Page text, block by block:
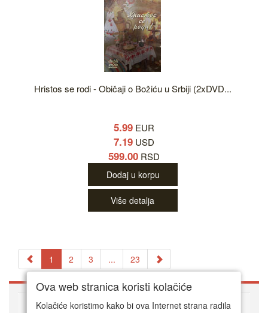
Hristos se rodi - Običaji o Božiću u Srbiji (2xDVD...
5.99 EUR
7.19 USD
599.00 RSD
Dodaj u korpu
Više detalja
1 2 3 ... 23
O DVD Zoni
Ova web stranica koristi kolačiće
Kolačiće koristimo kako bi ova Internet strana radila